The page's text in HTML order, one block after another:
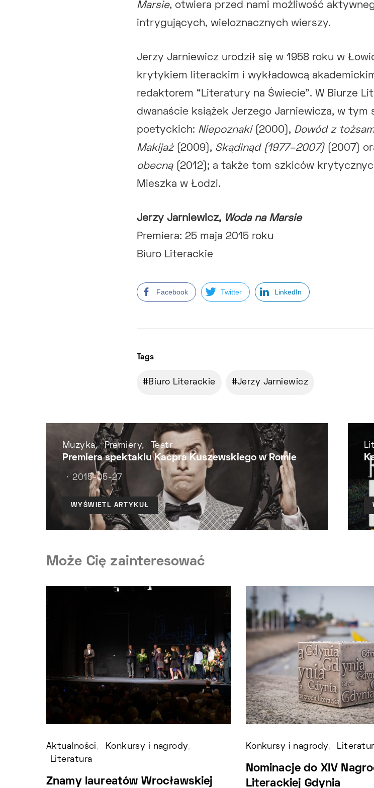
Marsie, otwiera przed nami możliwość
intrygujących, wieloznacznych wierszy.
Jerzy Jarniewicz urodził się w 1958 roku w
krytykiem literackim i wykładowcą
redaktorem “Literatury na Świecie”. W Biurze
dwanaście książek Jerzego Jarniewicza, w tym
poetyckich: Niepoznaki(2000), Dowód z
Makijaż(2009), Skądinąd (1977–2007)(2007)
obecną(2012); a także tom szkiców
Mieszka w Łodzi.
Jerzy Jarniewicz, Woda na Marsie
Premiera: 25 maja 2015 roku
Biuro Literackie
Facebook Twitter LinkedIn
Tags
Biuro Literackie Jerzy Jarniewicz
Muzyka Premiery Teatr
Premiera spektaklu Kacpra Kuszewskiego w Romie
2015-05-27
WYŚWIETL ARTYKUŁ
Może Cię zainteresować
Aktualności
Konkursy i nagrody
Literatura
Znamy laureatów Wrocławskiej
Konkursy i nagrody
Nominacje do XIV
Literackiej Gdynia